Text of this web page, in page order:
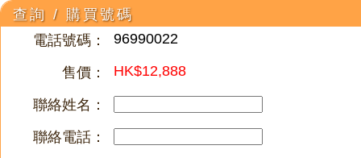
查詢 / 購買號碼
電話號碼：
96990022
售價： HK$12,888
聯絡姓名：
聯絡電話：